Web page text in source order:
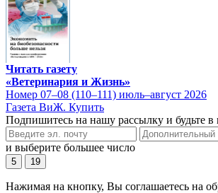
Читать газету
«Ветеринария и Жизнь»
Номер 07–08 (110–111) июль–август 2026
Газета ВиЖ. Купить
Подпишитесь на нашу рассылку и будьте в
и выберите большее число
5 19
Нажимая на кнопку, Вы соглашаетесь на